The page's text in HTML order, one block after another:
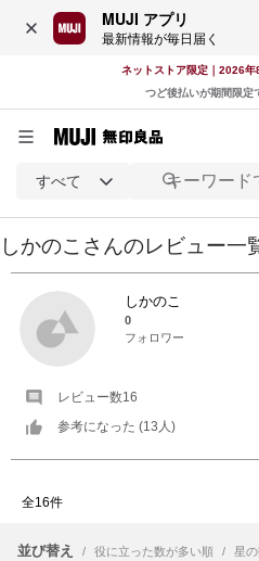
MUJI アプリ
最新情報が毎日届く
ネットストア限定｜2026
つど後払いが期間限定
すべて
しかのこ さんのレビュー一
しかのこ
0
フォロワー
レビュー数16
参考になった (13 人)
全16件
並び替え / 役に立った数が多い順 / 星